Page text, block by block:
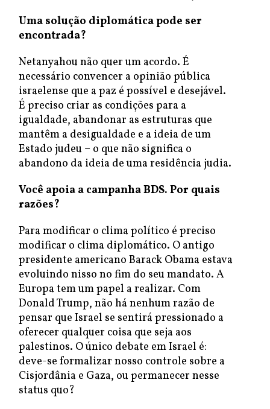
Uma solução diplomática pode ser
encontrada?
Netanyahou não quer um acordo. É
necessário convencer a opinião pública
israelense que a paz é possível e desejável.
É preciso criar as condições para a
igualdade, abandonar as estruturas que
mantêm a desigualdade e a ideia de um
Estado judeu – o que não significa o
abandono da ideia de uma residência judia.
Você apoia a campanha BDS. Por quais
razões?
Para modificar o clima político é preciso
modificar o clima diplomático. O antigo
presidente americano Barack Obama estava
evoluindo nisso no fim do seu mandato. A
Europa tem um papel a realizar. Com
Donald Trump, não há nenhum razão de
pensar que Israel se sentirá pressionado a
oferecer qualquer coisa que seja aos
palestinos. O único debate em Israel é:
deve-se formalizar nosso controle sobre a
Cisjordânia e Gaza, ou permanecer nesse
status quo?